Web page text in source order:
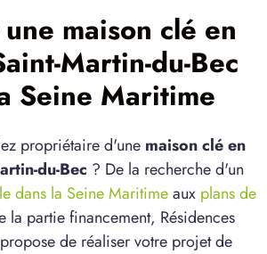
maison clé en
Martin-du-Bec
Seine Maritime
propriétaire d'une maison clé en
du-Bec ? De la recherche d'un
dans la Seine Maritimeaux plans de
la partie financement, Résidences
de réaliser votre projet de